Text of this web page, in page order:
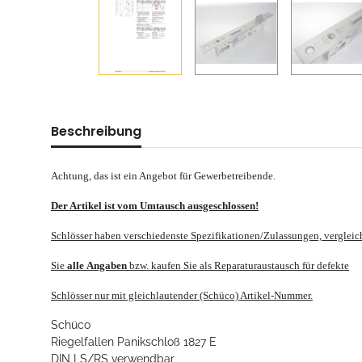
Beschreibung
Achtung, das ist ein Angebot für Gewerbetreibende.
Der Artikel ist vom Umtausch ausgeschlossen!
Schlösser haben verschiedenste Spezifikationen/Zulassungen,
Sie alle Angaben bzw. kaufen Sie als Reparaturaustausch für defekte
Schlösser nur mit gleichlautender (Schüco) Artikel-Nummer.
Schüco
Riegelfallen Panikschloß 1827 E
DIN LS/RS verwendbar